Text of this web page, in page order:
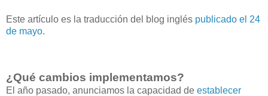
Este artículo es la traducción del blog inglés publicado el 24
de mayo.
¿Qué cambios implementamos?
El año pasado, anunciamos la capacidad de establecer